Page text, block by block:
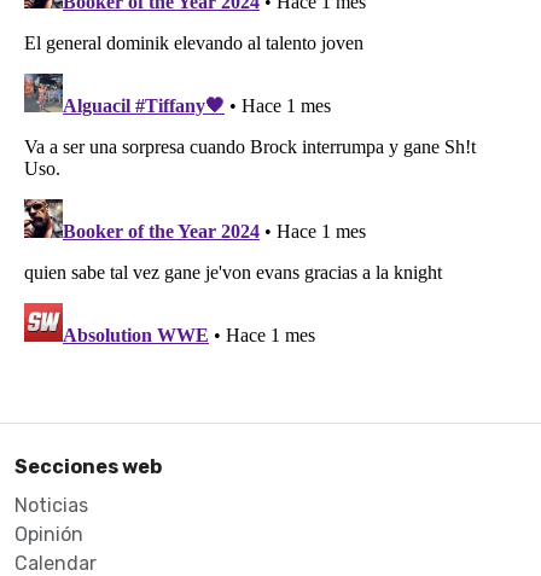
Secciones web
Noticias
Opinión
Calendar